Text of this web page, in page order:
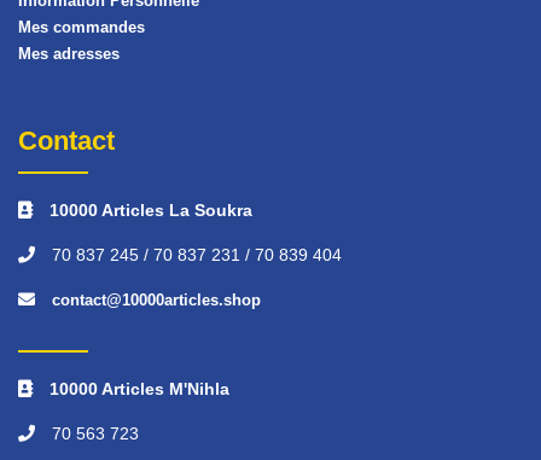
Mes commandes
Mes adresses
Contact
10000 Articles La Soukra
70 837 245 / 70 837 231 / 70 839 404
contact@10000articles.shop
10000 Articles M'Nihla
70 563 723